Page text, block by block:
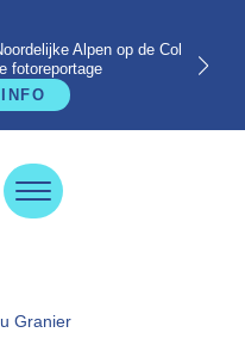
Alpen op de Col
fotoreportage
Granier